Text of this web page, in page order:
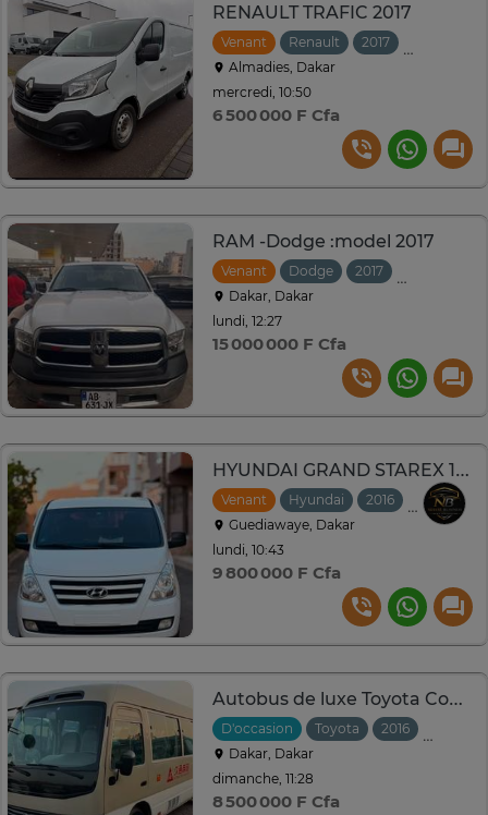
RENAULT TRAFIC 2017
Venant Renault 2017
Almadies, Dakar
mercredi, 10:50
6 500 000 F Cfa
RAM -Dodge :model 2017
Venant Dodge 2017
Dakar, Dakar
lundi, 12:27
15 000 000 F Cfa
HYUNDAI GRAND STAREX 12 places
Venant Hyundai 2016
Manuelle
Guediawaye, Dakar
lundi, 10:43
9 800 000 F Cfa
Autobus de luxe Toyota Coaster 20 Places Autobus Coaster
D'occasion Toyota 2016
Dakar, Dakar
dimanche, 11:28
8 500 000 F Cfa